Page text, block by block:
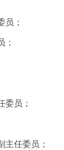
员；
；
委员；
主任委员；